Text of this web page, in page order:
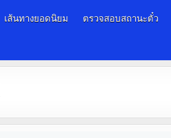
เส้นทางยอดนิยม ตรวจสอบสถานะตั๋ว